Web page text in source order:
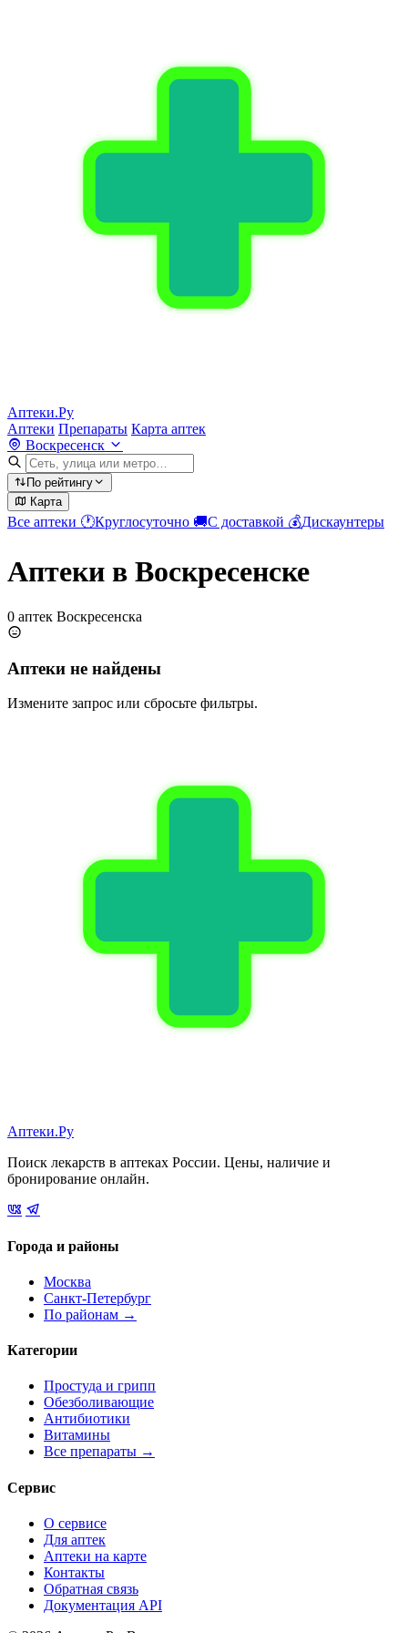
Аптеки.Ру
Аптеки Препараты Карта аптек
Воскресенск
По рейтингу
Карта
Все аптеки 🕐Круглосуточно 🚚С доставкой 💰Дискаунтеры
Аптеки в Воскресенске
0 аптек Воскресенска
Аптеки не найдены
Измените запрос или сбросьте фильтры.
Аптеки.Ру
Поиск лекарств в аптеках России. Цены, наличие и
бронирование онлайн.
Города и районы
Москва
Санкт-Петербург
По районам →
Категории
Простуда и грипп
Обезболивающие
Антибиотики
Витамины
Все препараты →
Сервис
О сервисе
Для аптек
Аптеки на карте
Контакты
Обратная связь
Документация API